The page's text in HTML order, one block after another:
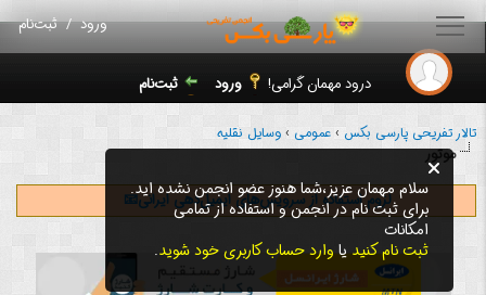
ورود/ثبت‌نام
درود مهمان گرامی! ورود ثبت‌نام
سلام مهمان عزیز،شما هنوز عضو انجمن نشده اید.
برای ثبت نام در انجمن و استفاده از تمامی
امکانات
ثبت نام کنیدیاوارد حساب کاربری خود شوید.
تالار تفریحی پارسی بکس › عمومی › وسایل نقلیه
موتور
لزوم استفاده از سرویس‌های ایمیل‌دهی ایرانی📧